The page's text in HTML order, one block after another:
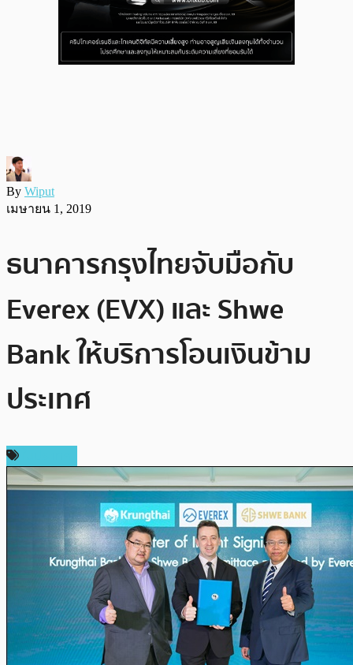
By Wiput
เมษายน 1, 2019
ธนาคารกรุงไทยจับมือกับ
Everex (EVX) และ Shwe
Bank ให้บริการโอนเงินข้าม
ประเทศ